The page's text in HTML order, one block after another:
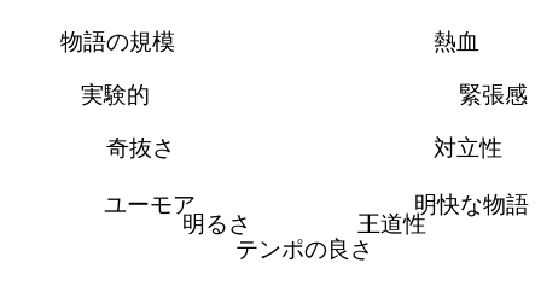
熱血
緊張感
対立性
明快な物語
王道性
テンポの良さ
明るさ
ユーモア
奇抜さ
実験的
物語の規模